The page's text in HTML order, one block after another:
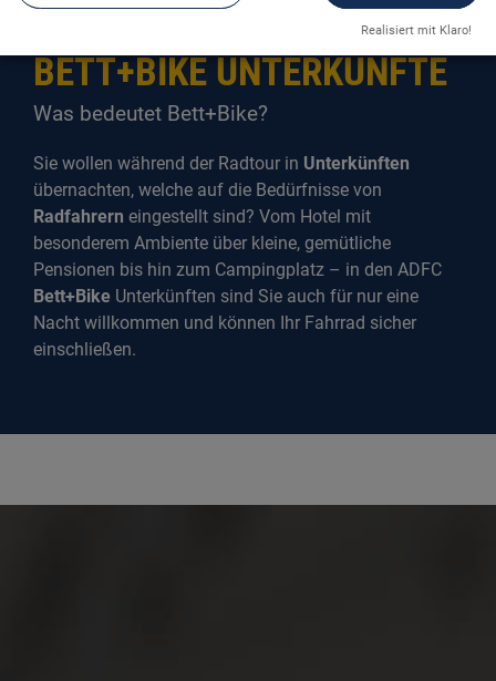
BETT+BIKE UNTERKÜNFTE
Was bedeutet Bett+Bike?
Sie wollen während der Radtour in Unterkünften
übernachten, welche auf die Bedürfnisse von
Radfahrern eingestellt sind? Vom Hotel mit
besonderem Ambiente über kleine, gemütliche
Pensionen bis hin zum Campingplatz – in den ADFC
Bett+Bike Unterkünften sind Sie auch für nur eine
Nacht willkommen und können Ihr Fahrrad sicher
einschließen.
Realisiert mit Klaro!